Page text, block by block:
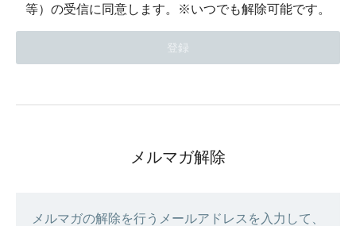
等）の受信に同意します。※いつでも解除可能です。
メルマガ解除
メルマガの解除を行うメールアドレスを入力して、